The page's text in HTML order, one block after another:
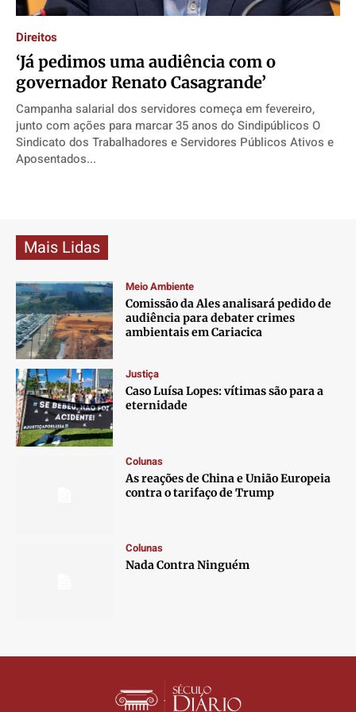
Direitos
Economia
Cultura
Colunas
Caetano Roque
Gustavo Bastos
Jr Mignone (in memorian)
Publicidade Legal
Anuncie
Quem Somos
Expediente
Contato
Anuncie
Termos de Uso
Direitos
Economia
Cultura
Colunas
Caetano Roque
Gustavo Bastos
Jr Mignone (in memorian)
Publicidade Legal
Anuncie
Quem Somos
Expediente
Contato
Anuncie
Termos de Uso
Direitos
Economia
Cultura
Colunas
Caetano Roque
Gustavo Bastos
Jr Mignone (in memorian)
Publicidade Legal
Anuncie
Quem Somos
Expediente
Contato
Anuncie
Termos de Uso
Direitos
Economia
Cultura
Colunas
Caetano Roque
Gustavo Bastos
Jr Mignone (in memorian)
Publicidade Legal
Anuncie
Quem Somos
Expediente
Contato
Anuncie
Termos de Uso
Direitos
‘Já pedimos uma audiência com o
governador Renato Casagrande’
Campanha salarial dos servidores começa em fevereiro,
junto com ações para marcar 35 anos do Sindipúblicos O
Sindicato dos Trabalhadores e Servidores Públicos Ativos e
Aposentados...
Mais Lidas
Meio Ambiente
Comissão da Ales analisará pedido de
audiência para debater crimes
ambientais em Cariacica
Justiça
Caso Luísa Lopes: vítimas são para a
eternidade
Colunas
As reações de China e União Europeia
contra o tarifaço de Trump
Colunas
Nada Contra Ninguém